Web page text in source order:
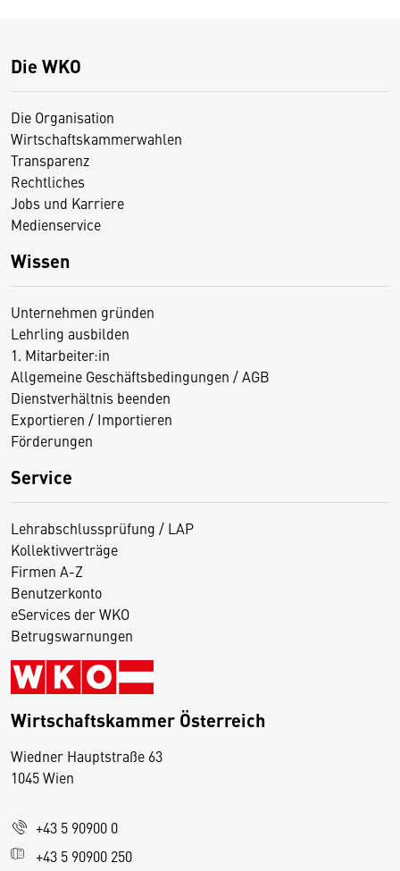
Die WKO
Die Organisation
Wirtschaftskammerwahlen
Transparenz
Rechtliches
Jobs und Karriere
Medienservice
Wissen
Unternehmen gründen
Lehrling ausbilden
1. Mitarbeiter:in
Allgemeine Geschäftsbedingungen / AGB
Dienstverhältnis beenden
Exportieren / Importieren
Förderungen
Service
Lehrabschlussprüfung / LAP
Kollektivverträge
Firmen A-Z
Benutzerkonto
eServices der WKO
Betrugswarnungen
Wirtschaftskammer Österreich
Wiedner Hauptstraße 63
1045 Wien
+43 5 90900 0
+43 5 90900 250
D
s
e